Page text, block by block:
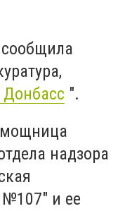
".
надзора
№107" и ее